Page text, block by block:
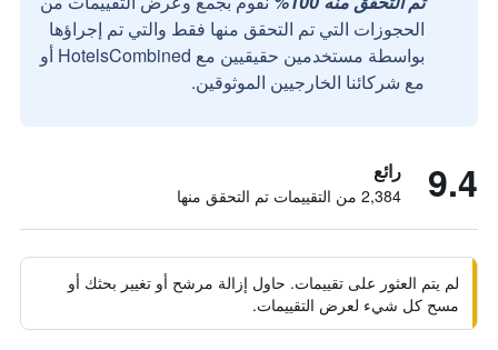
الحجوزات التي تم التحقق منها فقط والتي تم إجراؤها
بواسطة مستخدمين حقيقيين مع HotelsCombined أو
مع شركائنا الخارجيين الموثوقين.
9.4 رائع
2,384 من التقييمات تم التحقق منها
لم يتم العثور على تقييمات. حاول إزالة مرشح أو تغيير بحثك أو
مسح كل شيء لعرض التقييمات.